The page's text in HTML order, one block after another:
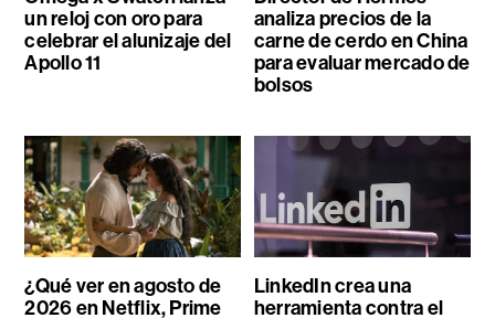
un reloj con oro para
celebrar el alunizaje del
Apollo 11
analiza precios de la
carne de cerdo en China
para evaluar mercado de
bolsos
¿Qué ver en agosto de
2026 en Netflix, Prime
LinkedIn crea una
herramienta contra el